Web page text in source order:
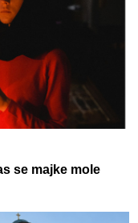
se majke mole